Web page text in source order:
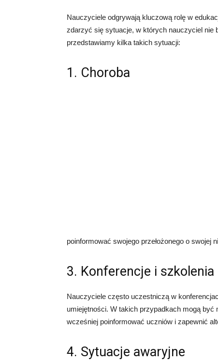
Nauczyciele odgrywają kluczową rolę w
zdarzyć się sytuacje, w których nauczyciel nie
przedstawiamy kilka takich sytuacji:
1. Choroba
poinformować swojego przełożonego o swojej
3. Konferencje i szkolenia
Nauczyciele często uczestniczą w
umiejętności. W takich przypadkach mogą
wcześniej poinformować uczniów i zapewnić
4. Sytuacje awaryjne